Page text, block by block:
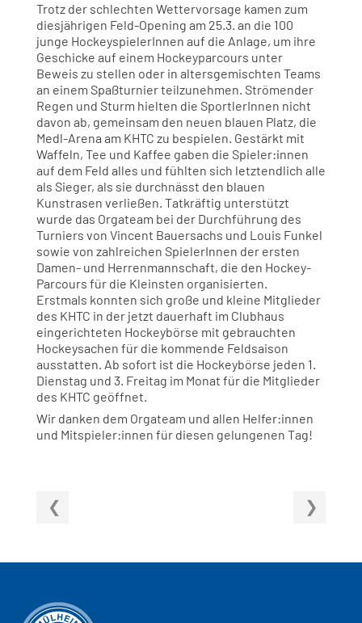
Trotz der schlechten Wettervorsage kamen zum
diesjährigen Feld-Opening am 25.3. an die 100
junge HockeyspielerInnen auf die Anlage, um ihre
Geschicke auf einem Hockeyparcours unter
Beweis zu stellen oder in altersgemischten Teams
an einem Spaßturnier teilzunehmen. Strömender
Regen und Sturm hielten die SportlerInnen nicht
davon ab, gemeinsam den neuen blauen Platz, die
Medl-Arena am KHTC zu bespielen. Gestärkt mit
Waffeln, Tee und Kaffee gaben die Spieler:innen
auf dem Feld alles und fühlten sich letztendlich alle
als Sieger, als sie durchnässt den blauen
Kunstrasen verließen. Tatkräftig unterstützt
wurde das Orgateam bei der Durchführung des
Turniers von Vincent Bauersachs und Louis Funkel
sowie von zahlreichen SpielerInnen der ersten
Damen- und Herrenmannschaft, die den Hockey-
Parcours für die Kleinsten organisierten.
Erstmals konnten sich große und kleine Mitglieder
des KHTC in der jetzt dauerhaft im Clubhaus
eingerichteten Hockeybörse mit gebrauchten
Hockeysachen für die kommende Feldsaison
ausstatten. Ab sofort ist die Hockeybörse jeden 1.
Dienstag und 3. Freitag im Monat für die Mitglieder
des KHTC geöffnet.
Wir danken dem Orgateam und allen Helfer:innen
und Mitspieler:innen für diesen gelungenen Tag!